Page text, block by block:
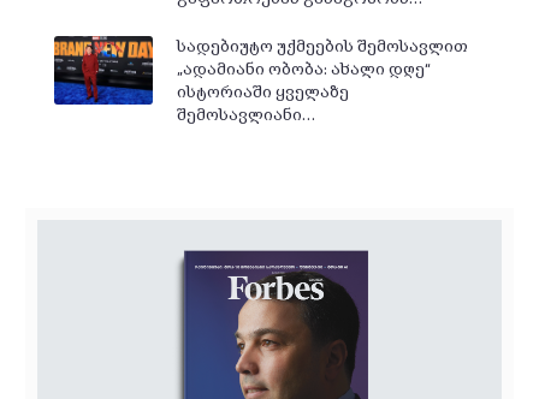
სადებიუტო უქმეების შემოსავლით
„ადამიანი ობობა: ახალი დღე“
ისტორიაში ყველაზე
შემოსავლიანი…